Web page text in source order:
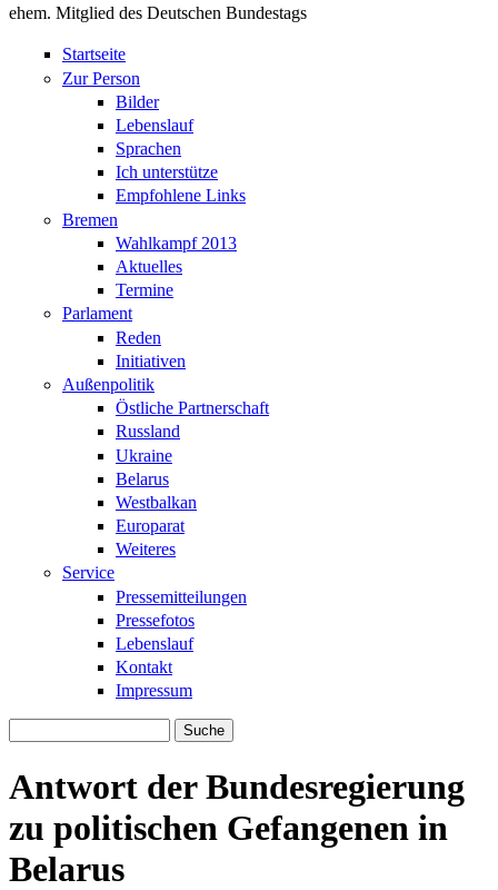
ehem. Mitglied des Deutschen Bundestags
Startseite
Zur Person
Bilder
Lebenslauf
Sprachen
Ich unterstütze
Empfohlene Links
Bremen
Wahlkampf 2013
Aktuelles
Termine
Parlament
Reden
Initiativen
Außenpolitik
Östliche Partnerschaft
Russland
Ukraine
Belarus
Westbalkan
Europarat
Weiteres
Service
Pressemitteilungen
Pressefotos
Lebenslauf
Kontakt
Impressum
Antwort der Bundesregierung
zu politischen Gefangenen in
Belarus